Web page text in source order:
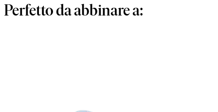
Perfetto da abbinare a: